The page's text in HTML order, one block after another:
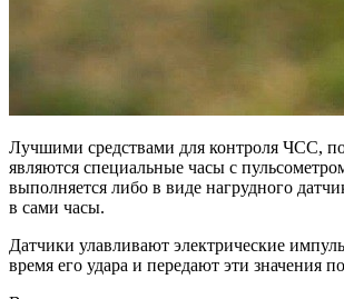
Лучшими средствами для контроля ЧСС,
являются специальные часы с
выполняется либо в виде нагрудного
в сами часы.
Датчики улавливают электрические
время его удара и передают эти значения